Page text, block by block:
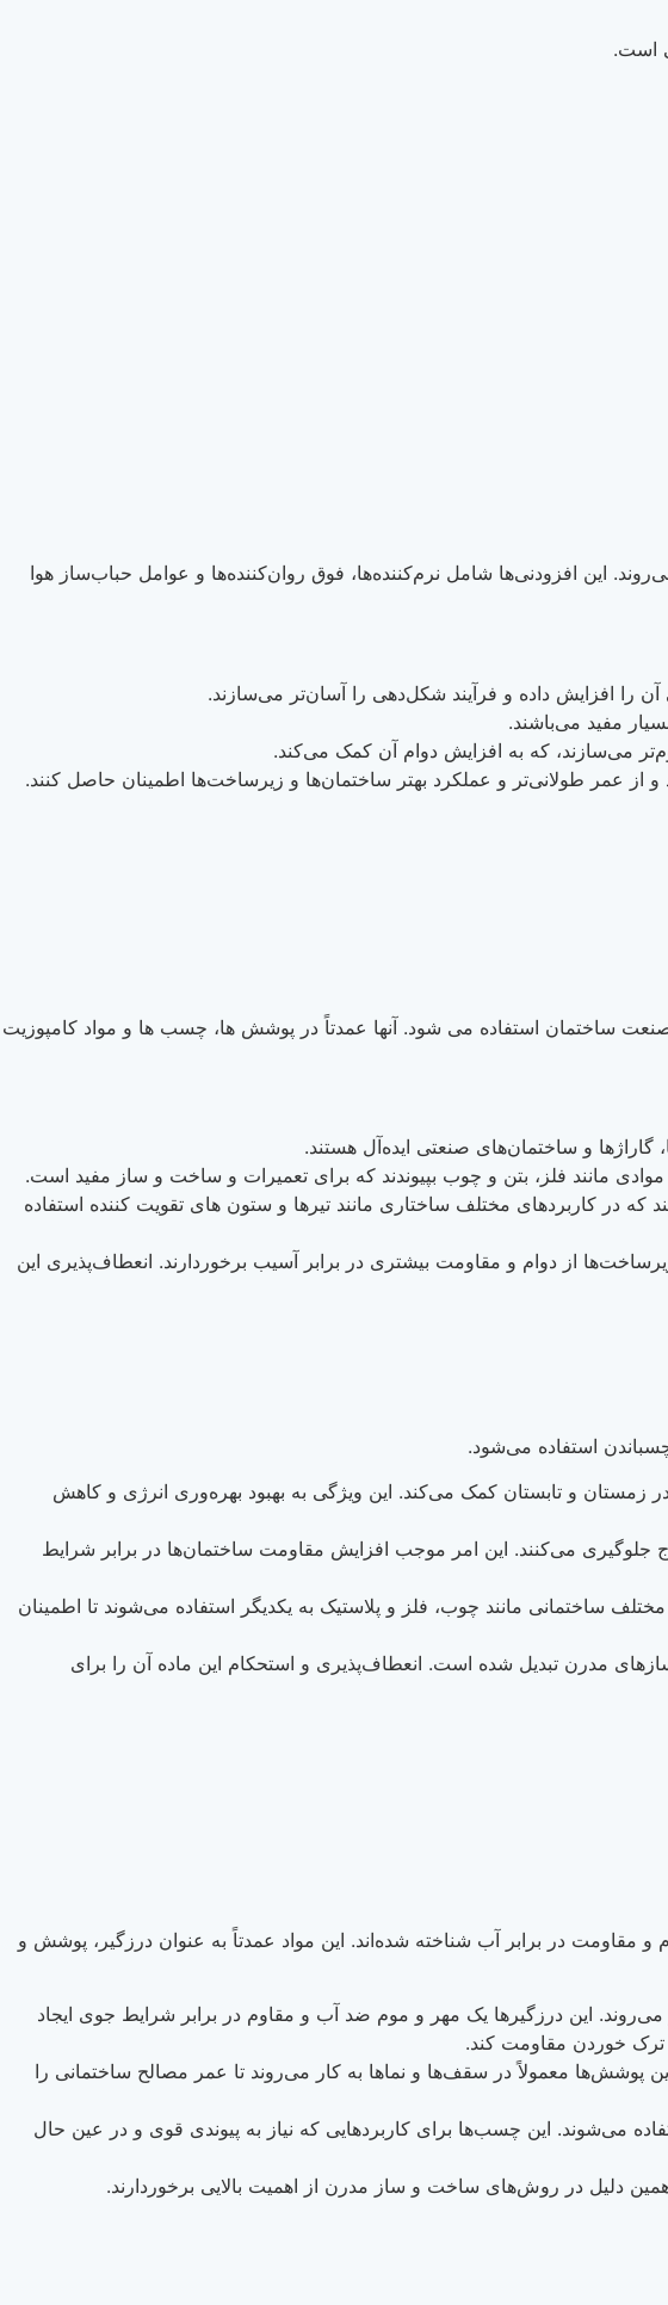
است.
این افزودنی‌ها شامل نرم‌کننده‌ها، فوق روان‌کننده‌ها و عوامل حباب‌ساز هوا
را افزایش داده و فرآیند شکل‌دهی را آسان‌تر می‌سازند.
مفید می‌باشند.
می‌سازند، که به افزایش دوام آن کمک می‌کند.
و از عمر طولانی‌تر و عملکرد بهتر ساختمان‌ها و زیرساخت‌ها اطمینان حاصل کنند.
ساختمان استفاده می شود. آنها عمدتاً در پوشش ها، چسب ها و مواد کامپوزیت
گاراژها و ساختمان‌های صنعتی ایده‌آل هستند.
مانند فلز، بتن و چوب بپیوندند که برای تعمیرات و ساخت و ساز مفید است.
در کاربردهای مختلف ساختاری مانند تیرها و ستون های تقویت کننده استفاده
از دوام و مقاومت بیشتری در برابر آسیب برخوردارند. انعطاف‌پذیری این
استفاده می‌شود.
و تابستان کمک می‌کند. این ویژگی به بهبود بهره‌وری انرژی و کاهش
جلوگیری می‌کنند. این امر موجب افزایش مقاومت ساختمان‌ها در برابر شرایط
ساختمانی مانند چوب، فلز و پلاستیک به یکدیگر استفاده می‌شوند تا اطمینان
مدرن تبدیل شده است. انعطاف‌پذیری و استحکام این ماده آن را برای
مقاومت در برابر آب شناخته شده‌اند. این مواد عمدتاً به عنوان درزگیر، پوشش و
این درزگیرها یک مهر و موم ضد آب و مقاوم در برابر شرایط جوی ایجاد
ترک خوردن مقاومت کند.
معمولاً در سقف‌ها و نماها به کار می‌روند تا عمر مصالح ساختمانی را
می‌شوند. این چسب‌ها برای کاربردهایی که نیاز به پیوندی قوی و در عین حال
همین دلیل در روش‌های ساخت و ساز مدرن از اهمیت بالایی برخوردارند.